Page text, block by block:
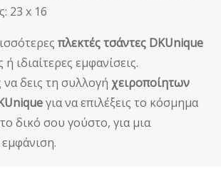
23 x 16
πλεκτές τσάντες DKUnique
ιδιαίτερες εμφανίσεις.
να δεις τη συλλογή χειροποίητων
για να επιλέξεις το κόσμημα
δικό σου γούστο, για μια